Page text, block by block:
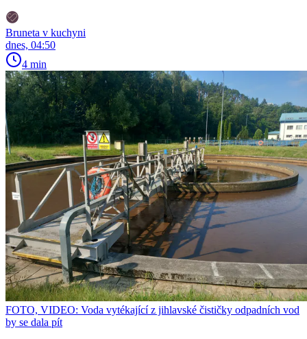
Bruneta v kuchyni
dnes, 04:50
4 min
FOTO, VIDEO: Voda vytékající z jihlavské čističky odpadních vod
by se dala pít